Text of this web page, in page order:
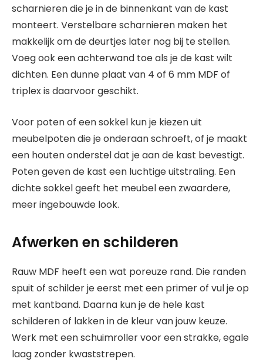
scharnieren die je in de binnenkant van de kast
monteert. Verstelbare scharnieren maken het
makkelijk om de deurtjes later nog bij te stellen.
Voeg ook een achterwand toe als je de kast wilt
dichten. Een dunne plaat van 4 of 6 mm MDF of
triplex is daarvoor geschikt.
Voor poten of een sokkel kun je kiezen uit
meubelpoten die je onderaan schroeft, of je maakt
een houten onderstel dat je aan de kast bevestigt.
Poten geven de kast een luchtige uitstraling. Een
dichte sokkel geeft het meubel een zwaardere,
meer ingebouwde look.
Afwerken en schilderen
Rauw MDF heeft een wat poreuze rand. Die randen
spuit of schilder je eerst met een primer of vul je op
met kantband. Daarna kun je de hele kast
schilderen of lakken in de kleur van jouw keuze.
Werk met een schuimroller voor een strakke, egale
laag zonder kwaststrepen.